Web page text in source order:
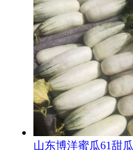
山东博洋蜜瓜61甜瓜